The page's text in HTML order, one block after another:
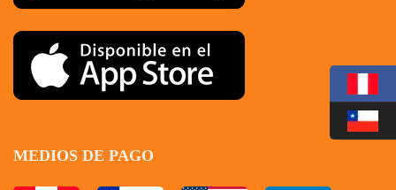
MEDIOS DE PAGO